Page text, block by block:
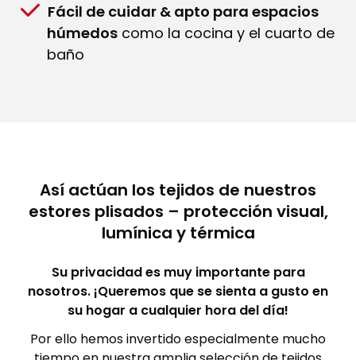
Fácil de cuidar & apto para espacios
húmedos como la cocina y el cuarto de
baño
Así actúan los tejidos de nuestros
estores plisados – protección visual,
lumínica y térmica
Su privacidad es muy importante para
nosotros. ¡Queremos que se sienta a gusto en
su hogar a cualquier hora del día!
Por ello hemos invertido especialmente mucho